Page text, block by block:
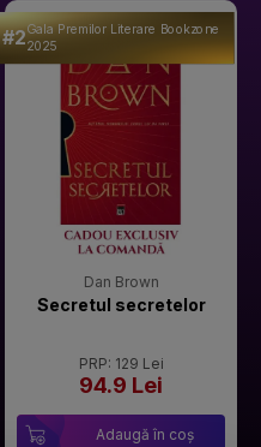
#2Gala Premilor Literare Bookzone
2025
Dan Brown
Secretul secretelor
PRP: 129 Lei
94.9 Lei
Adaugă în coș